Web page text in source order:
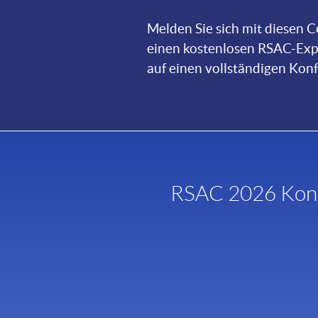
Melden Sie sich mit diesen
einen kostenlosen RSAC-
auf einen vollständigen
RSAC 2026